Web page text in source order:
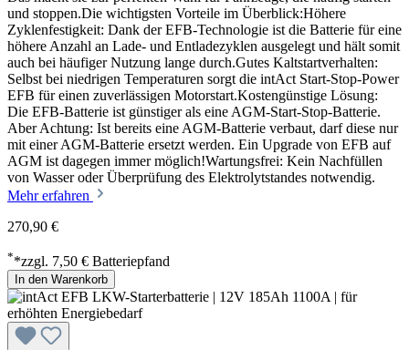
und stoppen.Die wichtigsten Vorteile im Überblick:Höhere
Zyklenfestigkeit: Dank der EFB-Technologie ist die Batterie für eine
höhere Anzahl an Lade- und Entladezyklen ausgelegt und hält somit
auch bei häufiger Nutzung lange durch.Gutes Kaltstartverhalten:
Selbst bei niedrigen Temperaturen sorgt die intAct Start-Stop-Power
EFB für einen zuverlässigen Motorstart.Kostengünstige Lösung:
Die EFB-Batterie ist günstiger als eine AGM-Start-Stop-Batterie.
Aber Achtung: Ist bereits eine AGM-Batterie verbaut, darf diese nur
mit einer AGM-Batterie ersetzt werden. Ein Upgrade von EFB auf
AGM ist dagegen immer möglich!Wartungsfrei: Kein Nachfüllen
von Wasser oder Überprüfung des Elektrolytstandes notwendig.
Mehr erfahren
270,90 €
**zzgl. 7,50 € Batteriepfand
In den Warenkorb